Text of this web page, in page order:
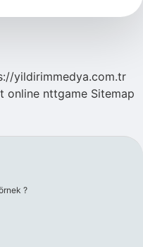
yildirimmedya.com.tr
online nttgame Sitemap
?